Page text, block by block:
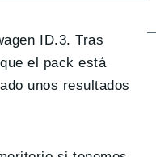
ID.3. Tras
el pack está
unos resultados